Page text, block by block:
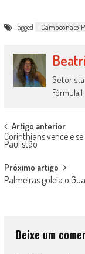
Tagged Campeonato
Fórmula 1
Post
navigation
Artigo anterior
Corinthians vence e
Paulistão
Próximo artigo
Palmeiras goleia o
Deixe um